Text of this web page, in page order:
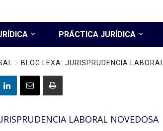
PRÁCTICA JURÍDICA
BLOG LEXA: JURISPRUDENCIA
LABORAL NOVEDOSA